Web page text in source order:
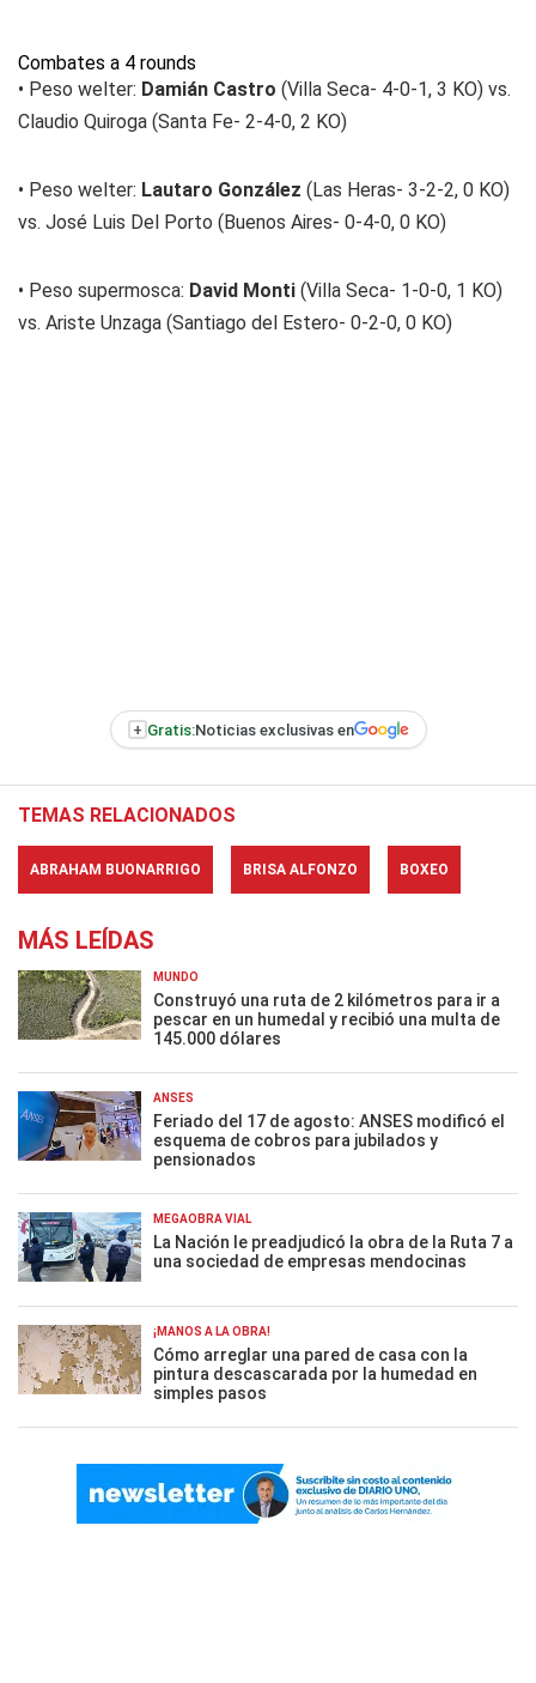
Combates a 4 rounds
• Peso welter: Damián Castro (Villa Seca- 4-0-1, 3 KO) vs.
Claudio Quiroga (Santa Fe- 2-4-0, 2 KO)
• Peso welter: Lautaro González (Las Heras- 3-2-2, 0 KO)
vs. José Luis Del Porto (Buenos Aires- 0-4-0, 0 KO)
• Peso supermosca: David Monti (Villa Seca- 1-0-0, 1 KO)
vs. Ariste Unzaga (Santiago del Estero- 0-2-0, 0 KO)
+ Gratis:Noticias exclusivas en
TEMAS RELACIONADOS
ABRAHAM BUONARRIGO BRISA ALFONZO BOXEO
MÁS LEÍDAS
MUNDO
Construyó una ruta de 2 kilómetros para ir a
pescar en un humedal y recibió una multa de
145.000 dólares
ANSES
Feriado del 17 de agosto: ANSES modificó el
esquema de cobros para jubilados y
pensionados
MEGAOBRA VIAL
La Nación le preadjudicó la obra de la Ruta 7 a
una sociedad de empresas mendocinas
¡MANOS A LA OBRA!
Cómo arreglar una pared de casa con la
pintura descascarada por la humedad en
simples pasos